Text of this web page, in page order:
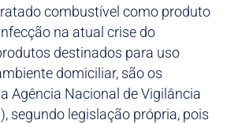
combustível como produto
na atual crise do
destinados para uso
domiciliar, são os
Agência Nacional de Vigilância
segundo legislação própria, pois